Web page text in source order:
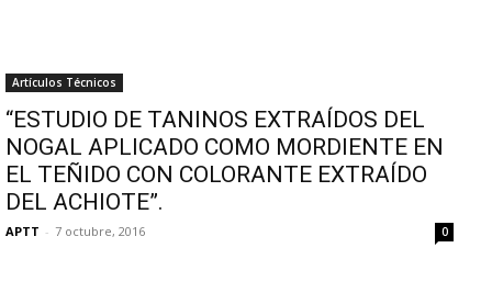
Artículos Técnicos
“ESTUDIO DE TANINOS EXTRAÍDOS DEL
NOGAL APLICADO COMO MORDIENTE EN
EL TEÑIDO CON COLORANTE EXTRAÍDO
DEL ACHIOTE”.
APTT - 7 octubre, 2016 0